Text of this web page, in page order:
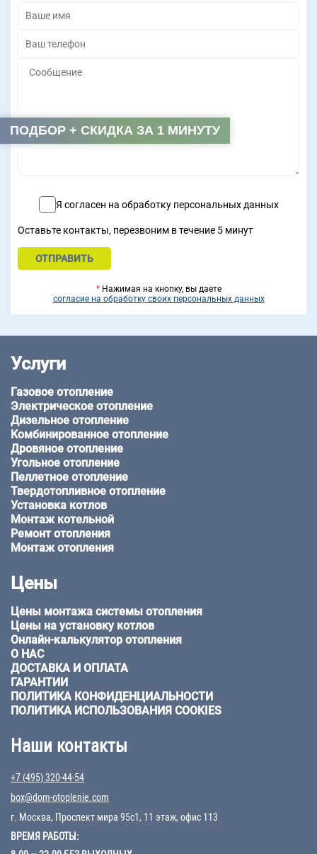
Я согласен на обработку персональных данных
Оставьте контакты, перезвоним в течение 5 минут
*Нажимая на кнопку, вы даете
согласие на обработку своих персональных данных
Услуги
Газовое отопление
Электрическое отопление
Дизельное отопление
Комбинированное отопление
Дровяное отопление
Угольное отопление
Пеллетное отопление
Твердотопливное отопление
Установка котлов
Монтаж котельной
Ремонт отопления
Монтаж отопления
Цены
Цены монтажа системы отопления
Цены на установку котлов
Онлайн-калькулятор отопления
О НАС
ДОСТАВКА И ОПЛАТА
ГАРАНТИИ
ПОЛИТИКА КОНФИДЕНЦИАЛЬНОСТИ
ПОЛИТИКА ИСПОЛЬЗОВАНИЯ COOKIES
Наши контакты
+7 (495) 320-44-54
box@dom-otoplenie.com
г. Москва, Проспект мира 95с1, 11 этаж, офис 113
ВРЕМЯ РАБОТЫ:
ПОДБОР + СКИДКА ЗА 1 МИНУТУ